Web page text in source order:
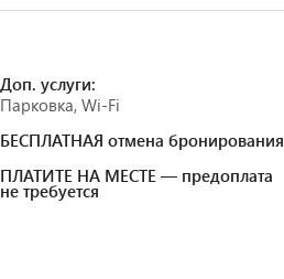
Доп. услуги:
Парковка, Wi-Fi
БЕСПЛАТНАЯ отмена бронирования
ПЛАТИТЕ НА МЕСТЕ — предоплата
не требуется